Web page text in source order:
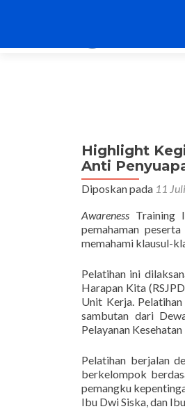
Highlight
Anti
Diposkan pada 11
Awareness Training
pemahaman
memahami klausul-
Pelatihan ini
Harapan Kita
Unit Kerja.
sambutan dari
Pelayanan
Pelatihan berjalan
berkelompok
pemangku
Ibu Dwi Siska, dan